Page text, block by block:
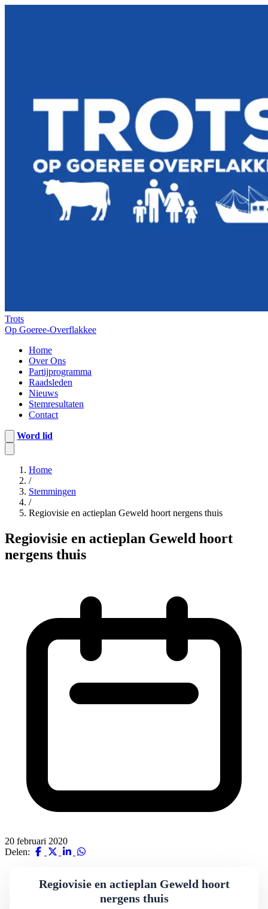
Trots
Op Goeree-Overflakkee
Home
Over Ons
Partijprogramma
Raadsleden
Nieuws
Stemresultaten
Contact
Word lid
Home
/
Stemmingen
/
Regiovisie en actieplan Geweld hoort nergens thuis
Regiovisie en actieplan Geweld hoort
nergens thuis
20 februari 2020
Delen:
Regiovisie en actieplan Geweld hoort
nergens thuis